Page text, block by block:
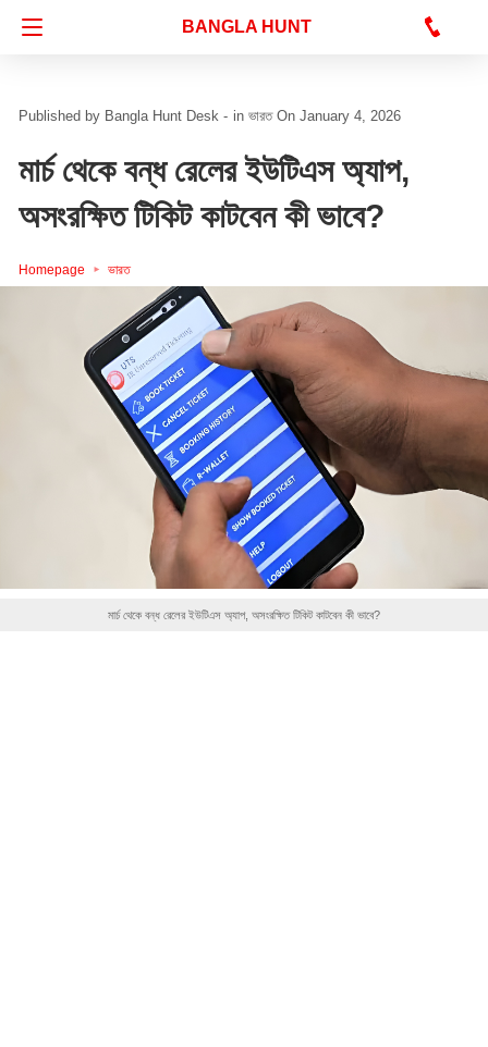
BANGLA HUNT
Bangla Hunt Desk - in ভারত On January 4, 2026
মার্চ থেকে বন্ধ রেলের ইউটিএস অ্যাপ,
অসংরক্ষিত টিকিট কাটবেন কী ভাবে?
Homepage ভারত
মার্চ থেকে বন্ধ রেলের ইউটিএস অ্যাপ, অসংরক্ষিত টিকিট কাটবেন কী ভাবে?